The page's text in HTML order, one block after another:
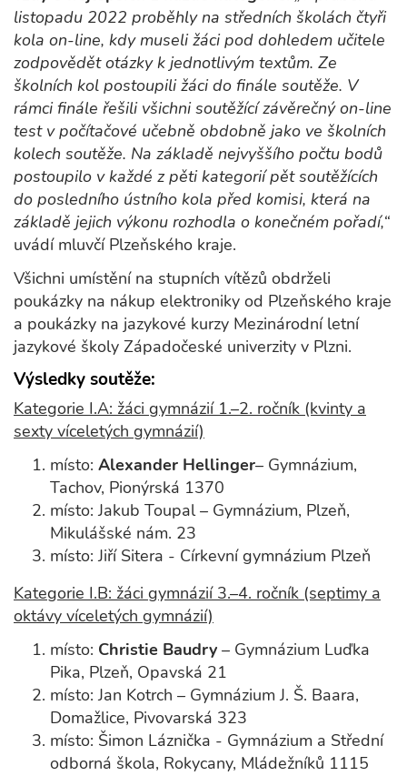
listopadu 2022 proběhly na středních školách čtyři
kola on-line, kdy museli žáci pod dohledem učitele
zodpovědět otázky k jednotlivým textům. Ze
školních kol postoupili žáci do finále soutěže. V
rámci finále řešili všichni soutěžící závěrečný on-line
test v počítačové učebně obdobně jako ve školních
kolech soutěže. Na základě nejvyššího počtu bodů
postoupilo v každé z pěti kategorií pět soutěžících
do posledního ústního kola před komisi, která na
základě jejich výkonu rozhodla o konečném pořadí,“
uvádí mluvčí Plzeňského kraje.
Všichni umístění na stupních vítězů obdrželi
poukázky na nákup elektroniky od Plzeňského kraje
a poukázky na jazykové kurzy Mezinárodní letní
jazykové školy Západočeské univerzity v Plzni.
Výsledky soutěže:
Kategorie I.A: žáci gymnázií 1.–2. ročník (kvinty a
sexty víceletých gymnázií)
místo: Alexander Hellinger– Gymnázium,
Tachov, Pionýrská 1370
místo: Jakub Toupal – Gymnázium, Plzeň,
Mikulášské nám. 23
místo: Jiří Sitera - Církevní gymnázium Plzeň
Kategorie I.B: žáci gymnázií 3.–4. ročník (septimy a
oktávy víceletých gymnázií)
místo: Christie Baudry – Gymnázium Luďka
Pika, Plzeň, Opavská 21
místo: Jan Kotrch – Gymnázium J. Š. Baara,
Domažlice, Pivovarská 323
místo: Šimon Láznička - Gymnázium a Střední
odborná škola, Rokycany, Mládežníků 1115